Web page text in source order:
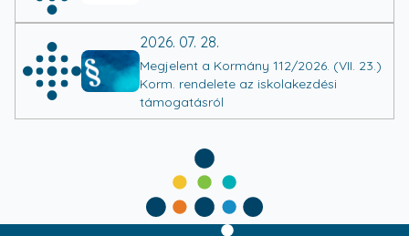
2026. 07. 28.
Megjelent a Kormány 112/2026. (VII. 23.)
Korm. rendelete az iskolakezdési
támogatásról